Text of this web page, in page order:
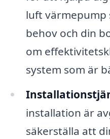
luft värmepump
behov och din
om
system som är
installation är
säkerställa att